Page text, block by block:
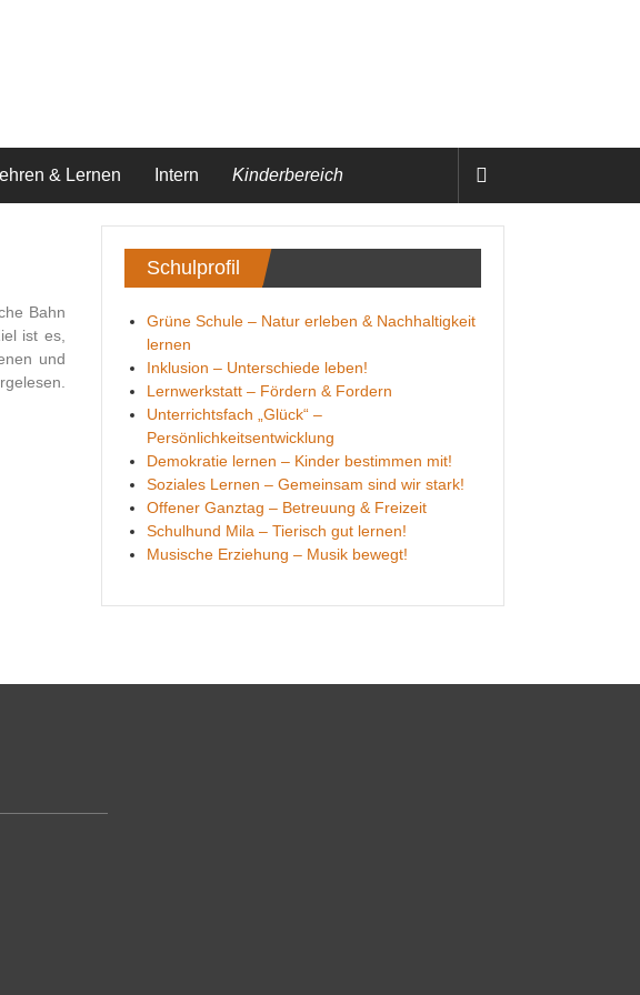
& Lernen Intern Kinderbereich
Bahn
ist es,
und
Schulprofil
Grüne Schule – Natur erleben & Nachhaltigkeit
lernen
Inklusion – Unterschiede leben!
Lernwerkstatt – Fördern & Fordern
Unterrichtsfach „Glück“ –
Persönlichkeitsentwicklung
Demokratie lernen – Kinder bestimmen mit!
Soziales Lernen – Gemeinsam sind wir stark!
Offener Ganztag – Betreuung & Freizeit
Schulhund Mila – Tierisch gut lernen!
Musische Erziehung – Musik bewegt!